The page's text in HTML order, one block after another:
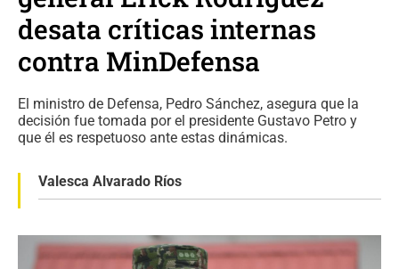
desata críticas internas
contra MinDefensa
El ministro de Defensa, Pedro Sánchez, asegura que la
decisión fue tomada por el presidente Gustavo Petro y
que él es respetuoso ante estas dinámicas.
Valesca Alvarado Ríos